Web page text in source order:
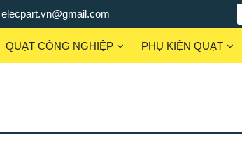
elecpart.vn@gmail.com
QUẠT CÔNG NGHIỆP PHỤ KIỆN QUẠT